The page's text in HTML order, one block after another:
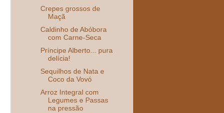
Crepes grossos de
Maçã
Caldinho de Abóbora
com Carne-Seca
Príncipe Alberto... pura
delícia!
Sequilhos de Nata e
Coco da Vovó
Arroz Integral com
Legumes e Passas
na pressão